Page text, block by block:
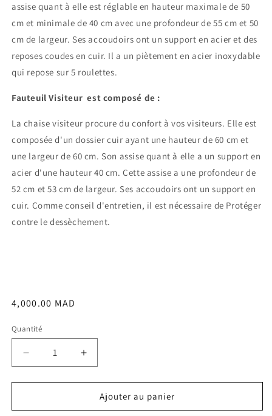
assise quant à elle est réglable en hauteur maximale de 50
cm et minimale de 40 cm avec une profondeur de 55 cm et 50
cm de largeur. Ses accoudoirs ont un support en acier et des
reposes coudes en cuir. Il a un piètement en acier inoxydable
qui repose sur 5 roulettes.
Fauteuil Visiteur est composé de :
La chaise visiteur procure du confort à vos visiteurs. Elle est
composée d'un dossier cuir ayant une hauteur de 60 cm et
une largeur de 60 cm. Son assise quant à elle a un support en
acier d'une hauteur 40 cm. Cette assise a une profondeur de
52 cm et 53 cm de largeur. Ses accoudoirs ont un support en
cuir. Comme conseil d'entretien, il est nécessaire de Protéger
contre le dessèchement.
Prix
4,000.00 MAD
Quantité
Réduire
la
quantité
Ensemble
Augmenter
la
quantité
Ensemble
Ajouter au panier